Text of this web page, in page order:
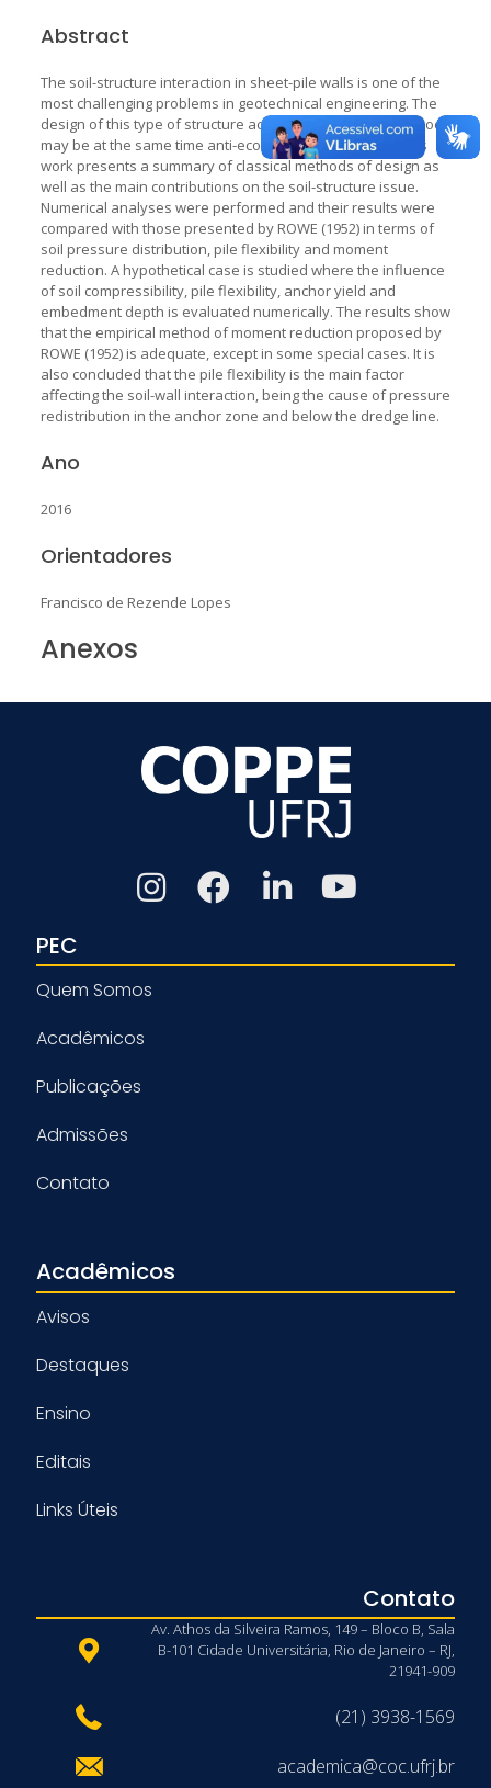
Abstract
The soil-structure interaction in sheet-pile walls is one of the
most challenging problems in geotechnical engineering. The
design of this type of structure according to classical methods
may be at the same time anti-economical and unsafe. This
work presents a summary of classical methods of design as
well as the main contributions on the soil-structure issue.
Numerical analyses were performed and their results were
compared with those presented by ROWE (1952) in terms of
soil pressure distribution, pile flexibility and moment
reduction. A hypothetical case is studied where the influence
of soil compressibility, pile flexibility, anchor yield and
embedment depth is evaluated numerically. The results show
that the empirical method of moment reduction proposed by
ROWE (1952) is adequate, except in some special cases. It is
also concluded that the pile flexibility is the main factor
affecting the soil-wall interaction, being the cause of pressure
redistribution in the anchor zone and below the dredge line.
Ano
2016
Orientadores
Francisco de Rezende Lopes
Anexos
PEC
Quem Somos
Acadêmicos
Publicações
Admissões
Contato
Acadêmicos
Avisos
Destaques
Ensino
Editais
Links Úteis
Contato
Av. Athos da Silveira Ramos, 149 – Bloco B, Sala
B-101 Cidade Universitária, Rio de Janeiro – RJ,
21941-909
(21) 3938-1569
academica@coc.ufrj.br